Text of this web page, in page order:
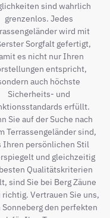
sind wahrlich
grenzenlos. Jedes
wird mit
Sorgfalt gefertigt,
es nicht nur Ihren
entspricht,
auch höchste
Sicherheits- und
erfüllt.
Sie auf der Suche nach
Terrassengeländer sind,
Ihren persönlichen Stil
und gleichzeitig
Qualitätskriterien
sind Sie bei Berg Zäune
richtig. Vertrauen Sie uns,
Sonneberg den perfekten